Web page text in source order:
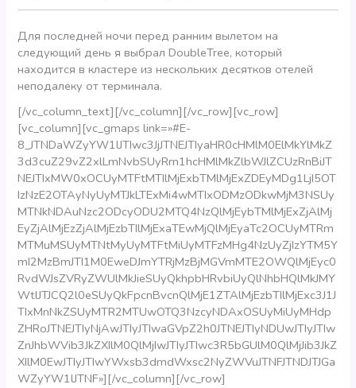
Для последней ночи перед ранним вылетом на
следующий день я выбрал DoubleTree, который
находится в кластере из нескольких десятков отелей
неподалеку от терминала.
[/vc_column_text][/vc_column][/vc_row][vc_row]
[vc_column][vc_gmaps link=»#E-
8_JTNDaWZyYW1lJTIwc3JjJTNEJTIyaHR0cHMlM0ElMkYlMkZ
3d3cuZ29vZ2xlLmNvbSUyRm1hcHMlMkZlbWJlZCUzRnBiJT
NEJTIxMW0xOCUyMTFtMTIlMjExbTMlMjExZDEyMDg1LjI5OT
IzNzE2OTAyNyUyMTJkLTExMi4wMTIxODMzODkwMjM3NSUy
MTNkNDAuNzc2ODcyODU2MTQ4NzQlMjEybTMlMjExZjAlMj
EyZjAlMjEzZjAlMjEzbTIlMjExaTEwMjQlMjEyaTc2OCUyMTRm
MTMuMSUyMTNtMyUyMTFtMiUyMTFzMHg4NzUyZjIzYTM5Y
mI2MzBmJTI1M0EweDJmYTRjMzBjMGVmMTE2OWQlMjEyc0
RvdWJsZVRyZWUlMkJieSUyQkhpbHRvbiUyQlNhbHQlMkJMY
WtlJTJCQ2l0eSUyQkFpcnBvcnQlMjE1ZTAlMjEzbTIlMjExc3J1J
TIxMnNkZSUyMTR2MTUwOTQ3NzcyNDAxOSUyMiUyMHdp
ZHRoJTNEJTIyNjAwJTIyJTIwaGVpZ2h0JTNEJTIyNDUwJTIyJTIw
ZnJhbWVib3JkZXIlM0QlMjIwJTIyJTIwc3R5bGUlM0QlMjJib3JkZ
XIlM0EwJTIyJTIwYWxsb3dmdWxsc2NyZWVuJTNFJTNDJTJGa
WZyYW1lJTNF»][/vc_column][/vc_row]